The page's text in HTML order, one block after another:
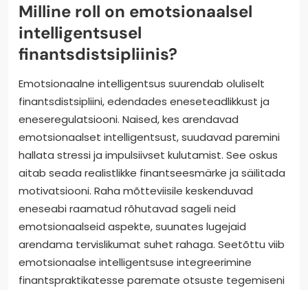
Milline roll on emotsionaalsel
intelligentsusel
finantsdistsipliinis?
Emotsionaalne intelligentsus suurendab oluliselt
finantsdistsipliini, edendades eneseteadlikkust ja
eneseregulatsiooni. Naised, kes arendavad
emotsionaalset intelligentsust, suudavad paremini
hallata stressi ja impulsiivset kulutamist. See oskus
aitab seada realistlikke finantseesmärke ja säilitada
motivatsiooni. Raha mõtteviisile keskenduvad
eneseabi raamatud rõhutavad sageli neid
emotsionaalseid aspekte, suunates lugejaid
arendama tervislikumat suhet rahaga. Seetõttu viib
emotsionaalse intelligentsuse integreerimine
finantspraktikatesse paremate otsuste tegemiseni